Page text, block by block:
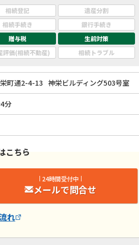
相続登記
遺産分割
相続手続き
銀行手続き
贈与税
生前対策
評価(相続不動産) 相続トラブル
町通2-4-13 神栄ビルディング503号室
分
こちら
24時間受付中
メールで問合せ
れ